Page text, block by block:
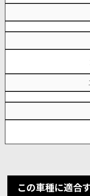
この車種に適合